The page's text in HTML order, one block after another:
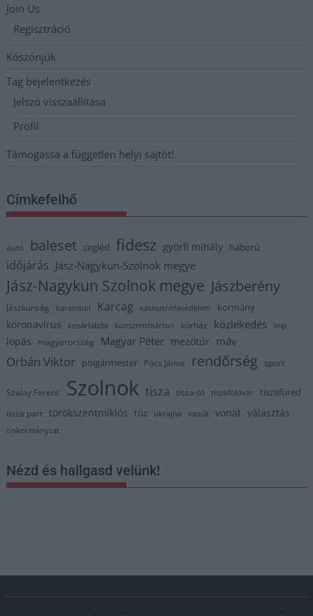
Join Us
Regisztráció
Köszönjük
Tag bejelentkezés
Jelszó visszaállítása
Profil
Támogassa a független helyi sajtót!
Címkefelhő
autó baleset cegléd fidesz györfi mihály háború
időjárás Jász-Nagykun-Szolnok megye
Jász-Nagykun Szolnok megye Jászberény
Jászkunság karambol Karcag katasztrófavédelem kormány
koronavírus kosárlabda kunszentmárton kórház közlekedés lmp
lopás magyarország Magyar Péter mezőtúr máv
Orbán Viktor polgármester Pócs János rendőrség sport
Szalay Ferenc Szolnok tisza tisza-tó tiszaföldvár tiszafüred
tisza part törökszentmiklós tűz ukrajna vasút vonat választás
önkormányzat
Nézd és hallgasd velünk!